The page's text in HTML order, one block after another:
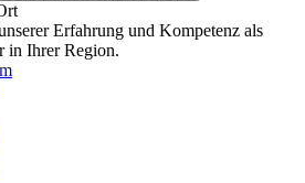
Erfahrung und Kompetenz als
in Ihrer Region.